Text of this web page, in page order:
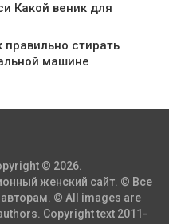
Какой веник для
правильно стирать
машине
© 2026.
женский сайт. © Все
© All images are
Copyright text 2011-